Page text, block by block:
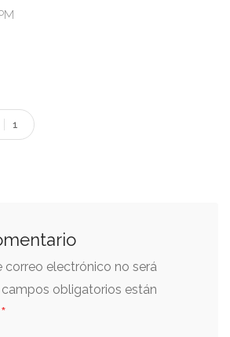
1
correo electrónico no será
campos obligatorios están
*